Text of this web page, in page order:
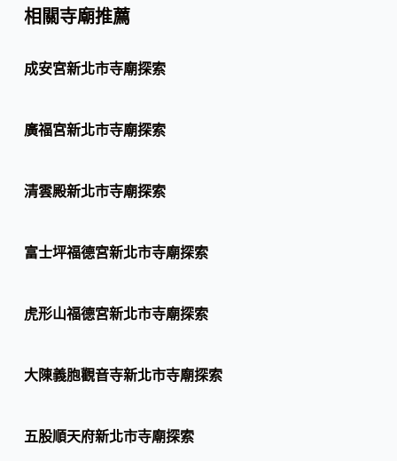
相關寺廟推薦
成安宮新北市寺廟探索
廣福宮新北市寺廟探索
清雲殿新北市寺廟探索
富士坪福德宮新北市寺廟探索
虎形山福德宮新北市寺廟探索
大陳義胞觀音寺新北市寺廟探索
五股順天府新北市寺廟探索